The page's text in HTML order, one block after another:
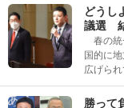
どうし
議選
春の統
国的に
広げら
勝って